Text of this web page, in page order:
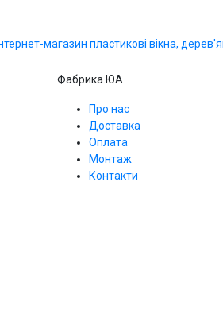
Фабрика.ЮА
Про нас
Доставка
Оплата
Монтаж
Контакти